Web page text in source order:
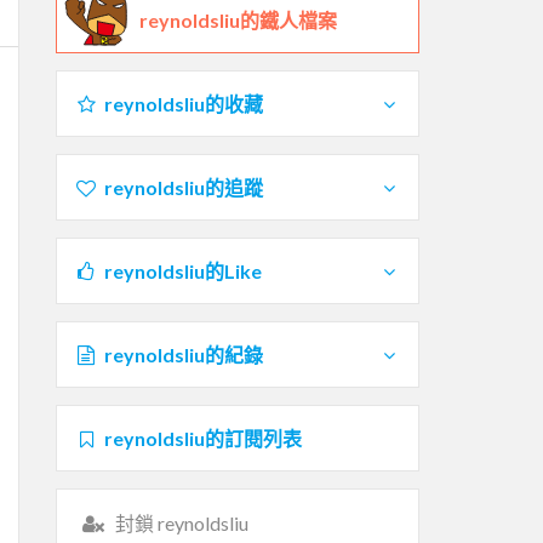
reynoldsliu的鐵人檔案
reynoldsliu的收藏
reynoldsliu的追蹤
reynoldsliu的Like
reynoldsliu的紀錄
reynoldsliu的訂閱列表
封鎖 reynoldsliu